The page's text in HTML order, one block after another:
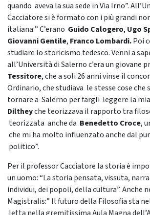
quando aveva la sua sede in Via Irno”.
Cacciatore si è formato con i più grandi
italiana:” C’erano Guido Calogero, Ugo
Giovanni Gentile, Franco Lombardi.Poi
studiare lo storicismo tedesco. Venni a
all’Università di Salerno c’era un giovane
Tessitore, che a soli 26 anni vinse il
Ordinario, che studiava le stesse cose che
tornare a Salerno per fargli leggere la
Diltheyche teorizzava il rapporto tra
teorizzata anche da Benedetto Croce,
che mi ha molto influenzato anche dal
politico”.
Per il professor Cacciatore la storia è
un uomo: “La storia pensata, vissuta,
individui, dei popoli, della cultura”. Anche
Magistralis:” Il futuro della Filosofia sta